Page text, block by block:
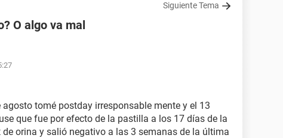
Siguiente Tema
O algo va mal
agosto tomé postday irresponsable mente y el 13
que fue por efecto de la pastilla a los 17 días de la
orina y salió negativo a las 3 semanas de la última